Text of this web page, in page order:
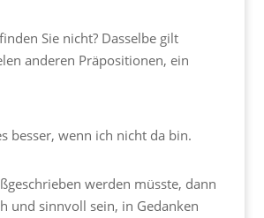
Sie nicht? Dasselbe gilt
anderen Präpositionen, ein
besser, wenn ich nicht da bin.
werden müsste, dann
und sinnvoll sein, in Gedanken